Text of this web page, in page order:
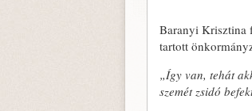
Baranyi Krisztina
tartott
„Így van, tehát
szemét zsidó